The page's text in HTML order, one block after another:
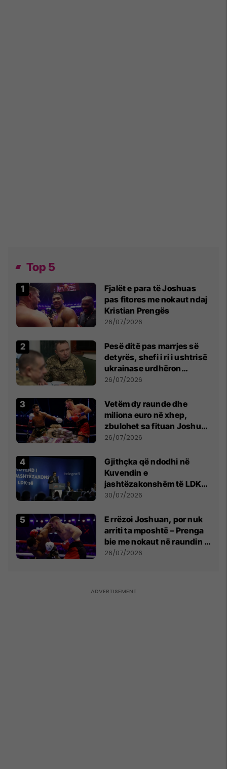
Top 5
Fjalët e para të Joshuas
pas fitores me nokaut ndaj
Kristian Prengës
26/07/2026
Pesë ditë pas marrjes së
detyrës, shefi i ri i ushtrisë
ukrainase urdhëron
kontroll të madh
26/07/2026
Vetëm dy raunde dhe
miliona euro në xhep,
zbulohet sa fituan Joshua
e Prenga
26/07/2026
Gjithçka që ndodhi në
Kuvendin e
jashtëzakonshëm të LDK-
së
30/07/2026
E rrëzoi Joshuan, por nuk
arriti ta mposhtë – Prenga
bie me nokaut në raundin e
dytë
26/07/2026